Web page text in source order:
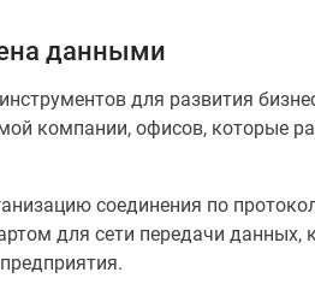
данными
для развития
компании, офисов, которые
соединения по
для сети передачи данных,